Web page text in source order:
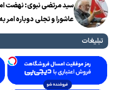
سید مرتضی نبوی: نهضت
عاشورا و تجلی دوباره
تبلیغات